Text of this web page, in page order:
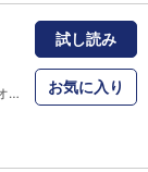
日本競馬界は無敗の2冠馬・フィールオーライの独壇場!! ミドリマキバオー達の活躍も昔話に。そんな中、地方の高知競馬場に出馬してるマキバオーの姿が!? ミドリマキバオーそっくりのヒノデマキバオー。アイドルホースとして人気を集めているが、彼の正体は――!?
試し読み
お気に入り